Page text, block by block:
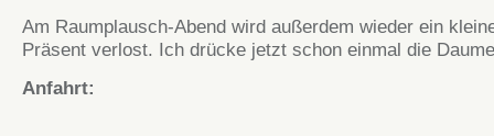
Am Raumplausch-Abend wird außerdem wieder ein
Präsent verlost. Ich drücke jetzt schon einmal die
Anfahrt: